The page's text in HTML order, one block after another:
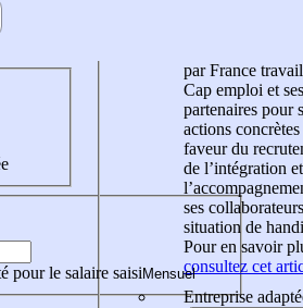
pour le salaire saisi
par France
Cap emploi et ses
partenaires pour
actions concrètes
faveur du
de l’intégration
ses
situation de
Pour en savoir
consultez cet
Entreprise